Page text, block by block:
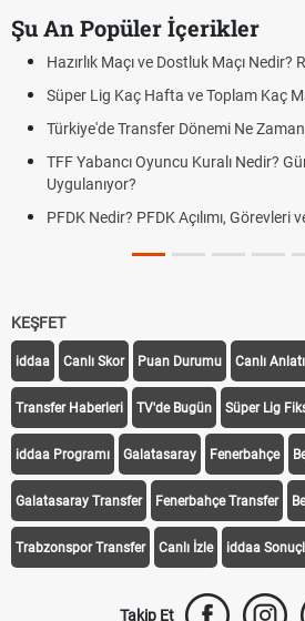
Şu An Popüler İçerikler
Hazırlık Maçı ve Dostluk Maçı
Süper Lig Kaç Hafta ve Toplam Kaç
Türkiye'de Transfer Dönemi Ne
TFF Yabancı Oyuncu Kuralı Nedir?
Uygulanıyor?
PFDK Nedir? PFDK Açılımı, Görevleri
KEŞFET
iddaa Canlı Skor Puan Durumu Canlı
Transfer Haberleri TV'de Bugün Süper Lig
iddaa Programı Galatasaray Fenerbahçe
Galatasaray Transfer Fenerbahçe Transfer
Trabzonspor Transfer Canlı İzle iddaa